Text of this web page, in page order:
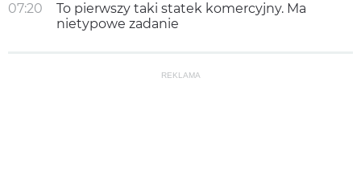
07:20
To pierwszy taki statek komercyjny. Ma
nietypowe zadanie
REKLAMA